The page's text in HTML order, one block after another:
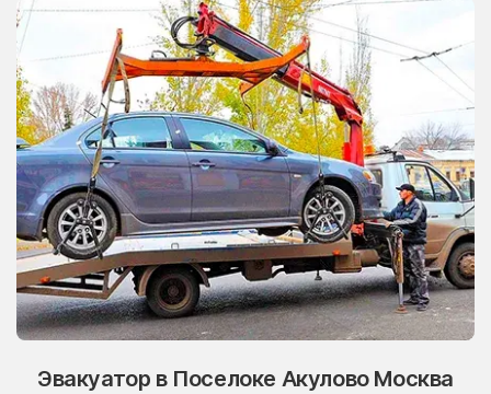
Эвакуатор в Поселоке Акулово Москва